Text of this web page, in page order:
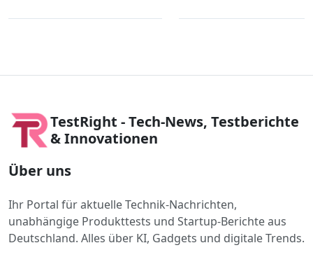
TestRight - Tech-News, Testberichte
& Innovationen
Über uns
Ihr Portal für aktuelle Technik-Nachrichten,
unabhängige Produkttests und Startup-Berichte aus
Deutschland. Alles über KI, Gadgets und digitale Trends.